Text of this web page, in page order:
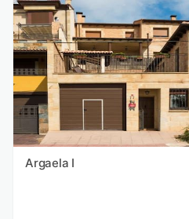
Argaela I